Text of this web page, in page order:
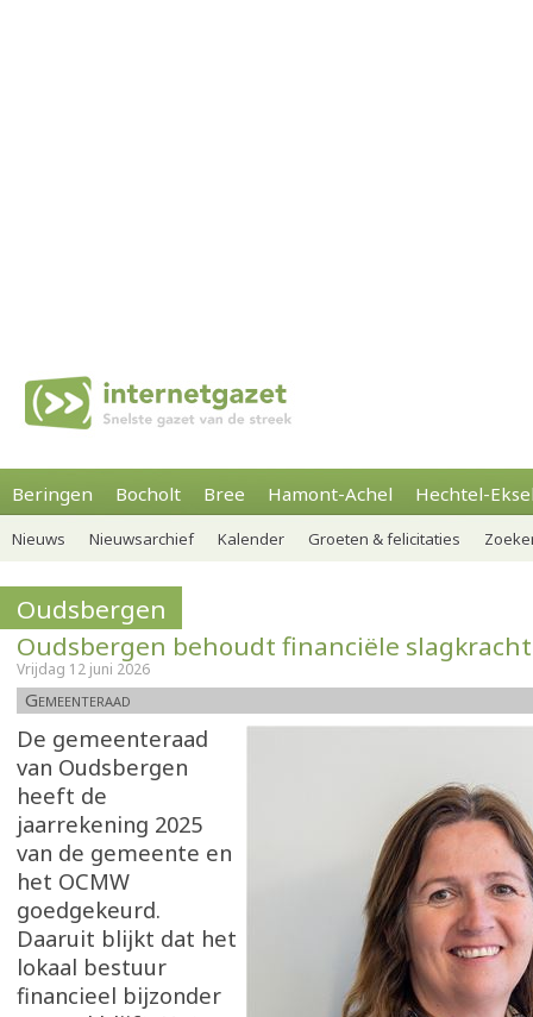
Beringen Bocholt Bree Hamont-Achel Hechtel-
Nieuws Nieuwsarchief Kalender Groeten & felicitaties
Oudsbergen
Oudsbergen behoudt financiële slagkracht
Vrijdag 12 juni 2026
Gemeenteraad
De gemeenteraad
van Oudsbergen
heeft de
jaarrekening 2025
van de gemeente en
het OCMW
goedgekeurd.
Daaruit blijkt dat het
lokaal bestuur
financieel bijzonder